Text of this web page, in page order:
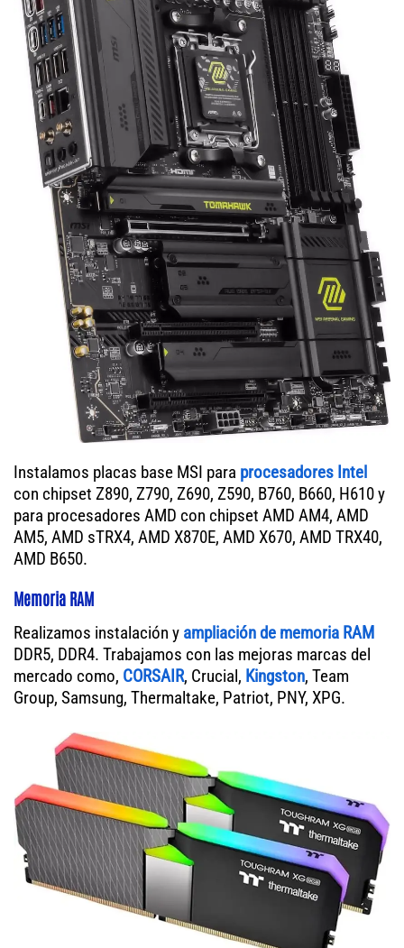
Instalamos placas base MSI para procesadores Intel
con chipset Z890, Z790, Z690, Z590, B760, B660, H610 y
para procesadores AMD con chipset AMD AM4, AMD
AM5, AMD sTRX4, AMD X870E, AMD X670, AMD TRX40,
AMD B650.
Memoria RAM
Realizamos instalación y ampliación de memoria RAM
DDR5, DDR4. Trabajamos con las mejoras marcas del
mercado como, CORSAIR, Crucial, Kingston, Team
Group, Samsung, Thermaltake, Patriot, PNY, XPG.